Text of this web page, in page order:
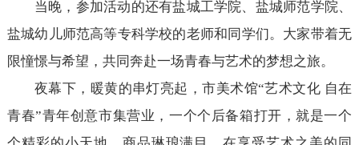
当晚，参加活动的还有盐城工学院、盐城师范学院、
盐城幼儿师范高等专科学校的老师和同学们。大家带着无
限憧憬与希望，共同奔赴一场青春与艺术的梦想之旅。
夜幕下，暖黄的串灯亮起，市美术馆“艺术文化 自在
青春”青年创意市集营业，一个个后备箱打开，就是一个